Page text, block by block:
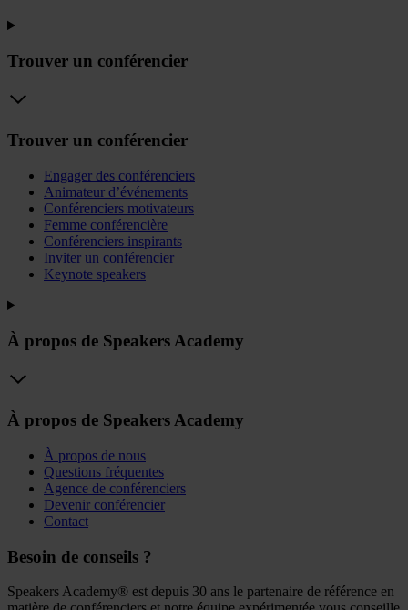
Trouver un conférencier
Trouver un conférencier
Engager des conférenciers
Animateur d’événements
Conférenciers motivateurs
Femme conférencière
Conférenciers inspirants
Inviter un conférencier
Keynote speakers
À propos de Speakers Academy
À propos de Speakers Academy
À propos de nous
Questions fréquentes
Agence de conférenciers
Devenir conférencier
Contact
Besoin de conseils ?
Speakers Academy® est depuis 30 ans le partenaire de référence en